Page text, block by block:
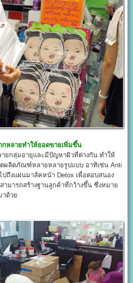
กหลายทำให้ยอดขายเพิ่มขึ้น
ยกลุ่มอายุและมีปัญหาผิวที่ต่างกัน ทำให้
ผลิตภัณฑ์หลายหลายรูปแบบ อาทิเช่น Anti
ปถึงแผ่นมาส์คหน้า Detox เพื่อตอบสนอง
ามารถสร้างฐานลูกค้าที่กว้างขึ้น ซึ่งหมาย
าด้วย